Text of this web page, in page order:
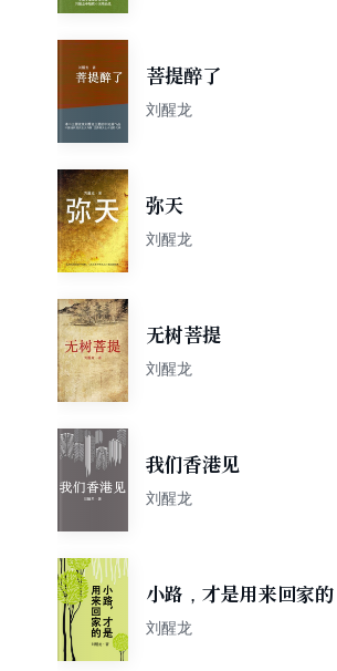
菩提醉了
刘醒龙
弥天
刘醒龙
无树菩提
刘醒龙
我们香港见
刘醒龙
小路，才是用来回家的
刘醒龙